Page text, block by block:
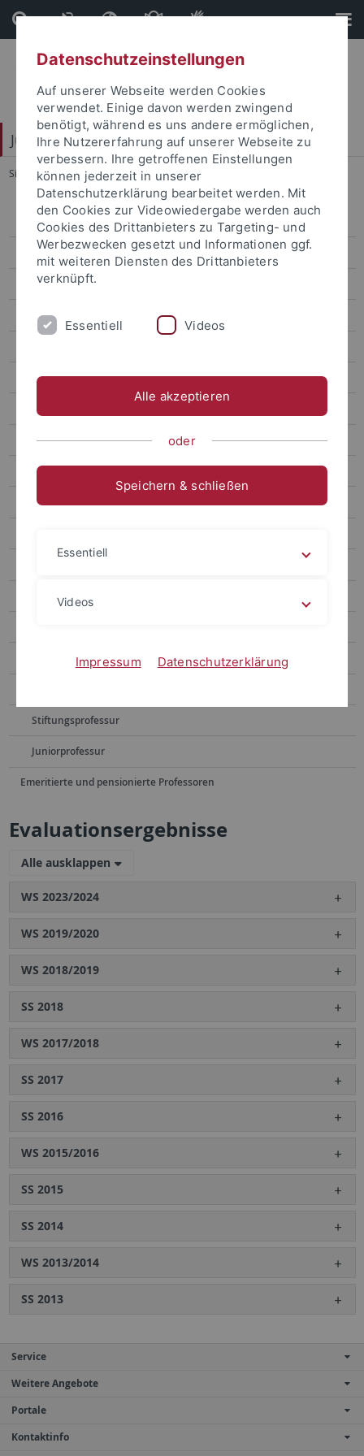
Direkt
zum
Inhalt
Direkt
zur
Fußleiste
Juristische Fakultät
Sie sind hier: Startseite ... Evaluationsergebnisse
Lehrstühle Bürgerliches Recht
Lehrstühle Öffentliches Recht
Lehrstühle Strafrecht
Eisele
Lehrveranstaltungen
Promotion
Kinder-Uni
Stiftungsprofessur
Juniorprofessur
Emeritierte und pensionierte Professoren
Evaluationsergebnisse
Alle ausklappen
WS 2023/2024
WS 2019/2020
WS 2018/2019
SS 2018
WS 2017/2018
SS 2017
SS 2016
WS 2015/2016
SS 2015
SS 2014
WS 2013/2014
SS 2013
Service
Weitere Angebote
Portale
Kontaktinfo
Datenschutzeinstellungen
Auf unserer Webseite werden Cookies
verwendet. Einige davon werden zwingend
benötigt, während es uns andere ermöglichen,
Ihre Nutzererfahrung auf unserer Webseite zu
verbessern. Ihre getroffenen Einstellungen
können jederzeit in unserer
Datenschutzerklärung bearbeitet werden. Mit
den Cookies zur Videowiedergabe werden auch
Cookies des Drittanbieters zu Targeting- und
Werbezwecken gesetzt und Informationen ggf.
mit weiteren Diensten des Drittanbieters
verknüpft.
Essentiell Videos
Alle akzeptieren
oder
Speichern & schließen
Essentiell
Videos
Impressum Datenschutzerklärung